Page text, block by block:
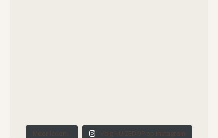
Meer laden... Volg HUIZEDOP op Instagram